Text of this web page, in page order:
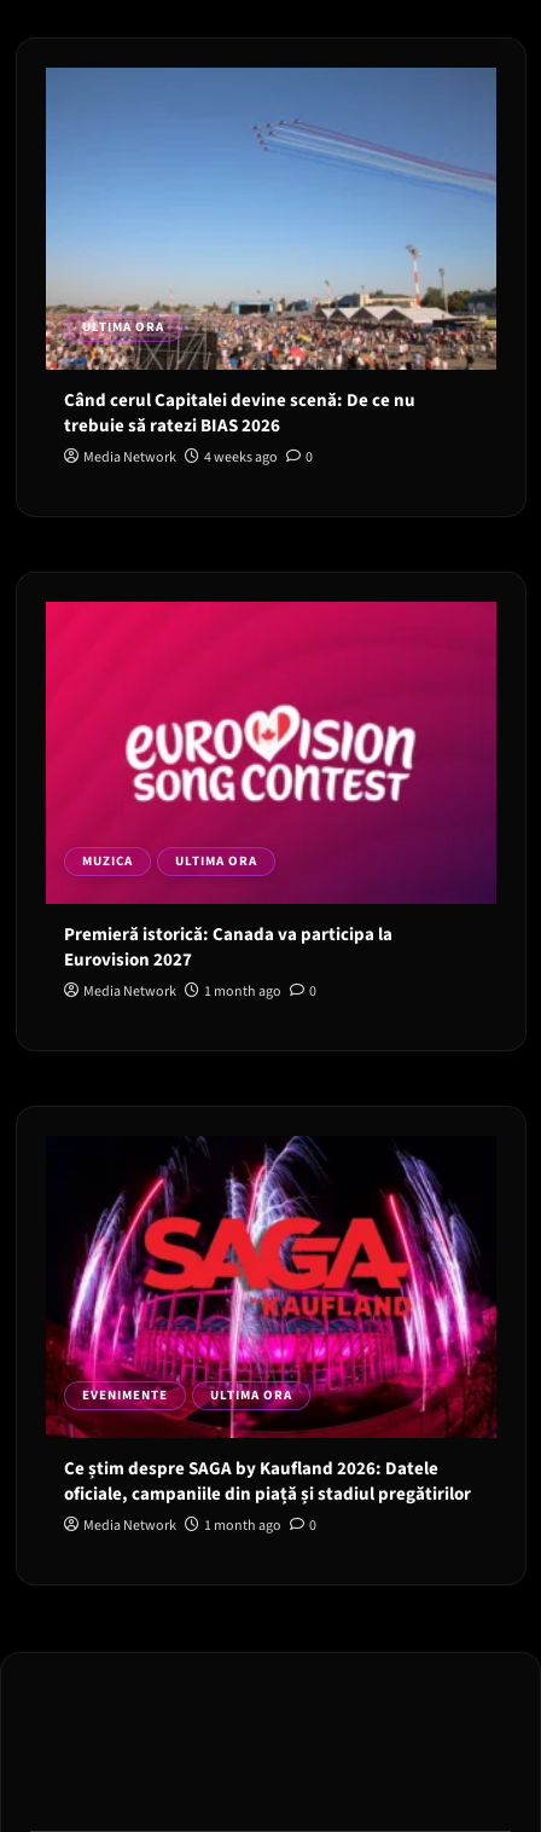
ULTIMA ORA
Când cerul Capitalei devine scenă: De ce nu
trebuie să ratezi BIAS 2026
Media Network 4 weeks ago 0
MUZICA ULTIMA ORA
Premieră istorică: Canada va participa la
Eurovision 2027
Media Network 1 month ago 0
EVENIMENTE ULTIMA ORA
Ce știm despre SAGA by Kaufland 2026: Datele
oficiale, campaniile din piață și stadiul pregătirilor
Media Network 1 month ago 0